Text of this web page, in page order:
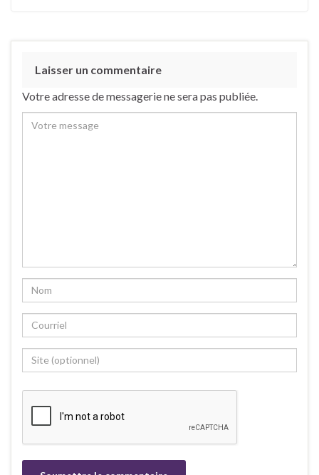
Laisser un commentaire
Votre adresse de messagerie ne sera pas publiée.